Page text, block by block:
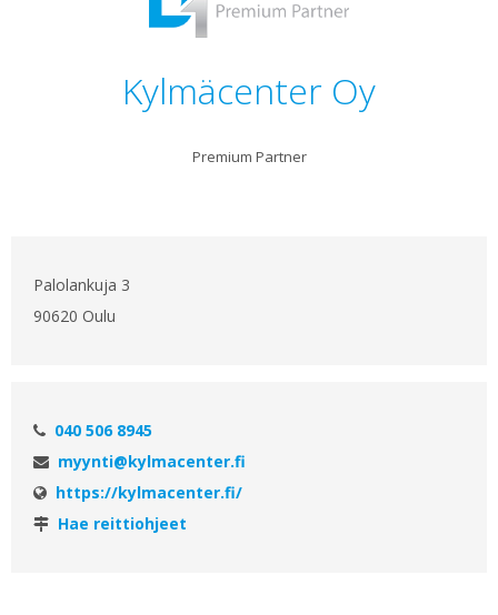
Kylmäcenter Oy
Premium Partner
Palolankuja 3
90620 Oulu
040 506 8945
myynti@kylmacenter.fi
https://kylmacenter.fi/
Hae reittiohjeet